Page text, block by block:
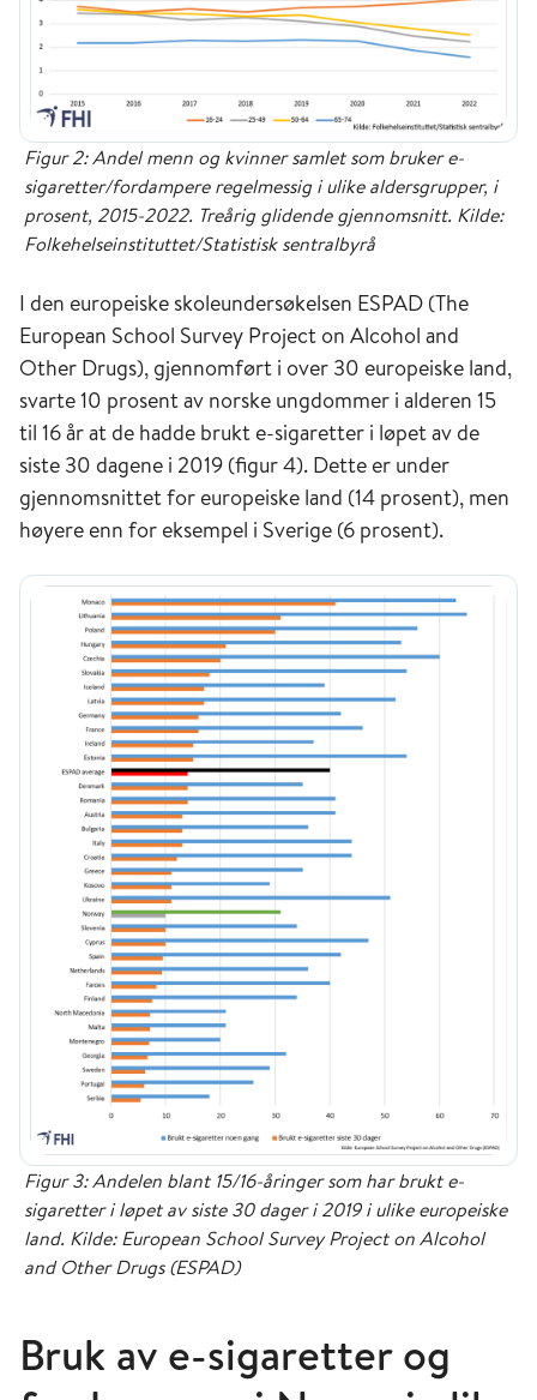
Figur 2: Andel menn og kvinner samlet som bruker e-
sigaretter/fordampere regelmessig i ulike aldersgrupper, i
prosent, 2015-2022. Treårig glidende gjennomsnitt. Kilde:
Folkehelseinstituttet/Statistisk sentralbyrå
I den europeiske skoleundersøkelsen ESPAD (The
European School Survey Project on Alcohol and
Other Drugs), gjennomført i over 30 europeiske land,
svarte 10 prosent av norske ungdommer i alderen 15
til 16 år at de hadde brukt e-sigaretter i løpet av de
siste 30 dagene i 2019 (figur 4). Dette er under
gjennomsnittet for europeiske land (14 prosent), men
høyere enn for eksempel i Sverige (6 prosent).
Figur 3: Andelen blant 15/16-åringer som har brukt e-
sigaretter i løpet av siste 30 dager i 2019 i ulike europeiske
land. Kilde: European School Survey Project on Alcohol
and Other Drugs (ESPAD)
Bruk av e-sigaretter og